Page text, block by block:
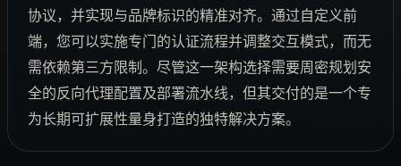
协议，并实现与品牌标识的精准对齐。通过自定义前
端，您可以实施专门的认证流程并调整交互模式，而无
需依赖第三方限制。尽管这一架构选择需要周密规划安
全的反向代理配置及部署流水线，但其交付的是一个专
为长期可扩展性量身打造的独特解决方案。